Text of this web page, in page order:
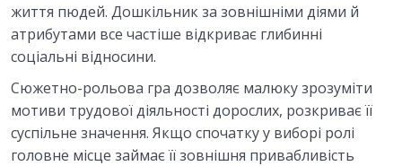
життя пюдей. Дошкільник за зовнішніми діями й
атрибутами все частіше відкриває глибинні
соціальні відносини.
Сюжетно-рольова гра дозволяє малюку зрозуміти
мотиви трудової діяльності дорослих, розкриває її
суспільне значення. Якщо спочатку у виборі ролі
головне місце займає її зовнішня привабливість